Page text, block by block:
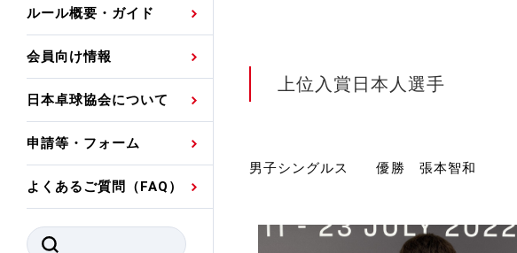
競技者(パスウェイ)・審判
強化スタッフ
ルール概要・ガイド
会員向け情報
公認品一覧
委員会
日本卓球協会について
規程・お見舞い制度
事業計画・事業報告
JTTAスポーツ団体ガバナ
申請等・フォーム
申込
よくあるご質問（FAQ）
上位入賞日本人選手
男子シングルス 優勝 張本智和